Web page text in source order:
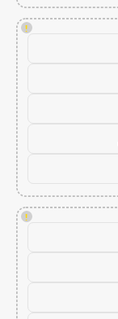
!
!